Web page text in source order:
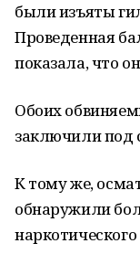
были изъяты
Проведенная
показала, что
Обоих
заключили под
К тому же,
обнаружили